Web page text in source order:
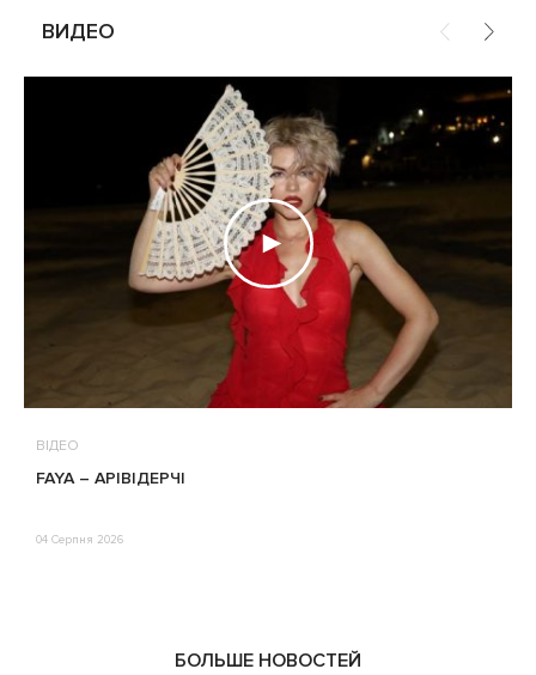
ВИДЕО
ВІДЕО
FAYA – АРІВІДЕРЧІ
04 Серпня 2026
БОЛЬШЕ НОВОСТЕЙ